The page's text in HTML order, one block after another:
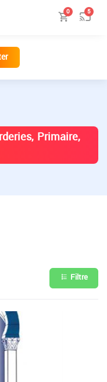
0 5
Primaire,
Filtre